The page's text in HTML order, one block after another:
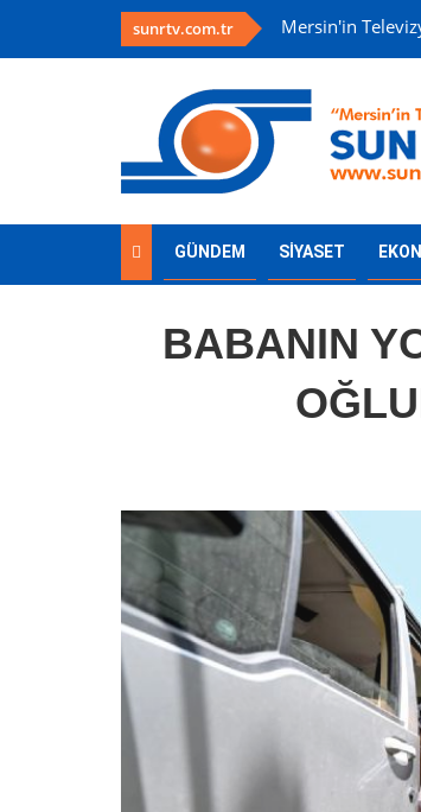
sunrtv.com.tr Mersin'in
GÜNDEM SİYASET
BABANIN